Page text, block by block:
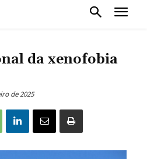
da xenofobia
de 2025